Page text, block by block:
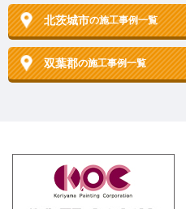
北茨城市の施工事例一覧
双葉郡の施工事例一覧